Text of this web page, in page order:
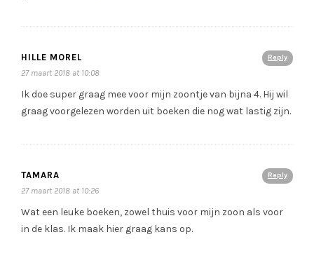
Reply
HILLE MOREL
27 maart 2018 at 10:08
Ik doe super graag mee voor mijn zoontje van bijna 4. Hij wil
graag voorgelezen worden uit boeken die nog wat lastig zijn.
Reply
TAMARA
27 maart 2018 at 10:26
Wat een leuke boeken, zowel thuis voor mijn zoon als voor
in de klas. Ik maak hier graag kans op.